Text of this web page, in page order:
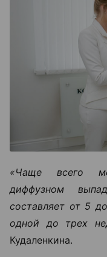
«Чаще всего
диффузном
составляет от 5
одной до трех
Кудаленкина.